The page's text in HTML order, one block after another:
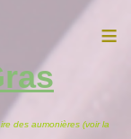
≡
des aumonières (voir la